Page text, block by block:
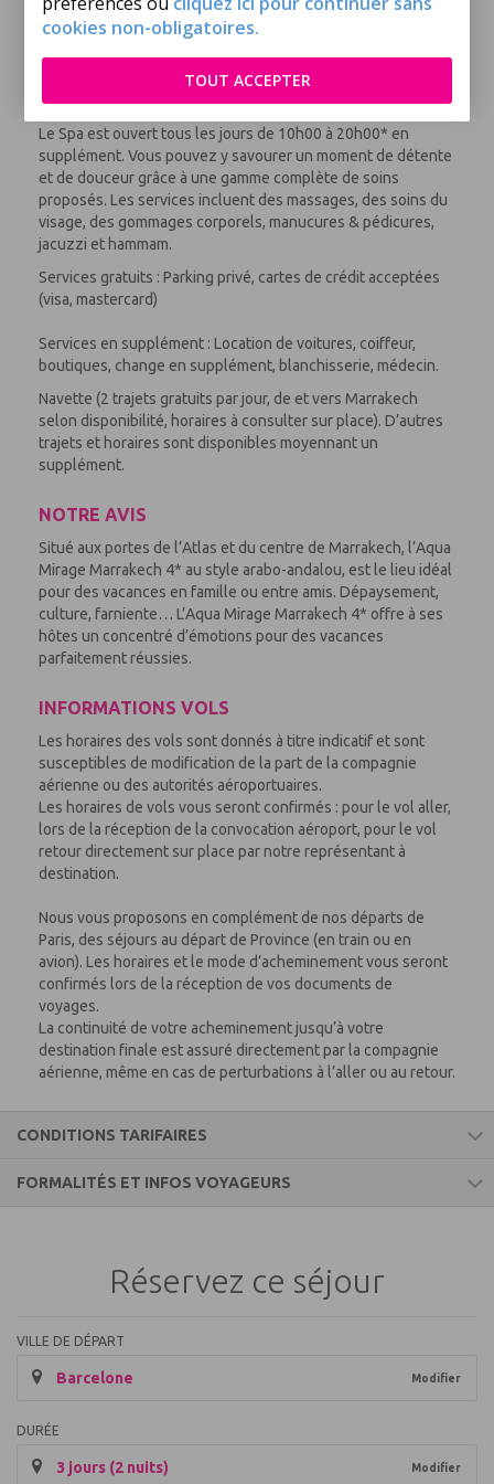
cookies non-obligatoires.
TOUT ACCEPTER
Un programme d’animation en soirée vous offrira des
(boissons incluses gratuites).
Le Spa est ouvert tous les jours de 10h00 à 20h00* en
supplément. Vous pouvez y savourer un moment de détente
et de douceur grâce à une gamme complète de soins
proposés. Les services incluent des massages, des soins du
visage, des gommages corporels, manucures & pédicures,
jacuzzi et hammam.
Services gratuits : Parking privé, cartes de crédit acceptées
(visa, mastercard)
Services en supplément : Location de voitures, coiffeur,
boutiques, change en supplément, blanchisserie, médecin.
Navette (2 trajets gratuits par jour, de et vers Marrakech
selon disponibilité, horaires à consulter sur place). D’autres
trajets et horaires sont disponibles moyennant un
supplément.
NOTRE AVIS
Situé aux portes de l’Atlas et du centre de Marrakech, l’Aqua
Mirage Marrakech 4* au style arabo-andalou, est le lieu idéal
pour des vacances en famille ou entre amis. Dépaysement,
culture, farniente… L’Aqua Mirage Marrakech 4* offre à ses
hôtes un concentré d’émotions pour des vacances
parfaitement réussies.
INFORMATIONS VOLS
Les horaires des vols sont donnés à titre indicatif et sont
susceptibles de modification de la part de la compagnie
aérienne ou des autorités aéroportuaires.
Les horaires de vols vous seront confirmés : pour le vol aller,
lors de la réception de la convocation aéroport, pour le vol
retour directement sur place par notre représentant à
destination.
Nous vous proposons en complément de nos départs de
Paris, des séjours au départ de Province (en train ou en
avion). Les horaires et le mode d’acheminement vous seront
confirmés lors de la réception de vos documents de
voyages.
La continuité de votre acheminement jusqu’à votre
destination finale est assuré directement par la compagnie
aérienne, même en cas de perturbations à l’aller ou au retour.
CONDITIONS TARIFAIRES
- l’accueil et l’assistance
- les taxes aéroportuaires et surcharges carburant (soumis à
- les transferts aller et retour aéroport/hôtel
- la pension de base
FORMALITÉS ET INFOS VOYAGEURS
Formalités pour les ressortissants français :
Passeport en cours de validité couvrant la totalité du séjour
Vérifier que le passeport ait bien été visé par les autorités de
Réservez ce séjour
VILLE DE DÉPART
Barcelone Modifier
DURÉE
3 jours (2 nuits) Modifier